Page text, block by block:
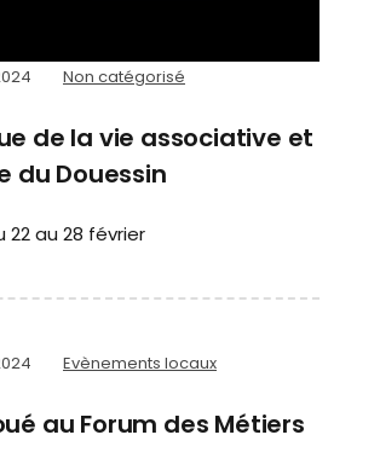
Non catégorisé
de la vie associative et
du Douessin
22 au 28 février
Evènements locaux
au Forum des Métiers